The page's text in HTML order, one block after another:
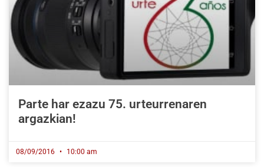
Parte har ezazu 75. urteurrenaren
argazkian!
08/09/2016 10:00 am